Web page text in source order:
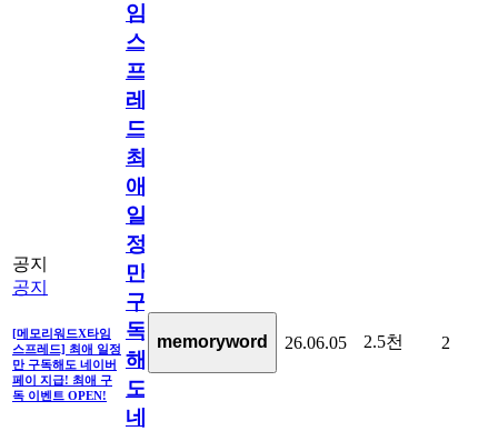
공지
공지
[메모리워드X타임
스프레드] 최애 일정
만 구독해도 네이버
페이 지급! 최애 구
독 이벤트 OPEN!
임
스
프
레
드]
최
애
일
정
만
구
독
해
도
네
memoryword 26.06.05 2.5천 2